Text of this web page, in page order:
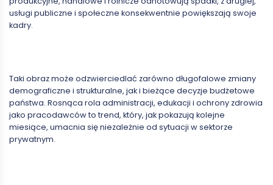
usługi publiczne i społeczne konsekwentnie powiększają swoje
kadry.
Taki obraz może odzwierciedlać zarówno długofalowe zmiany
demograficzne i strukturalne, jak i bieżące decyzje budżetowe
państwa. Rosnąca rola administracji, edukacji i ochrony zdrowia
jako pracodawców to trend, który, jak pokazują kolejne
miesiące, umacnia się niezależnie od sytuacji w sektorze
prywatnym.